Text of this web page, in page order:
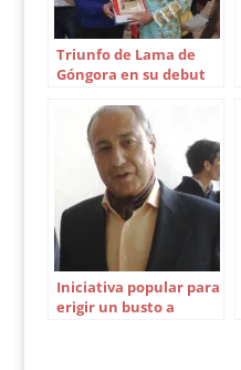
Triunfo de Lama de
Góngora en su debut
Iniciativa popular para
erigir un busto a